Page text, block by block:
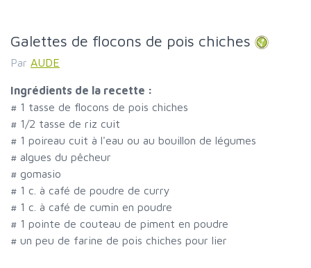
Galettes de flocons de pois chiches
Par AUDE
Ingrédients de la recette :
# 1 tasse de flocons de pois chiches
# 1/2 tasse de riz cuit
# 1 poireau cuit à l'eau ou au bouillon de légumes
# algues du pêcheur
# gomasio
# 1 c. à café de poudre de curry
# 1 c. à café de cumin en poudre
# 1 pointe de couteau de piment en poudre
# un peu de farine de pois chiches pour lier